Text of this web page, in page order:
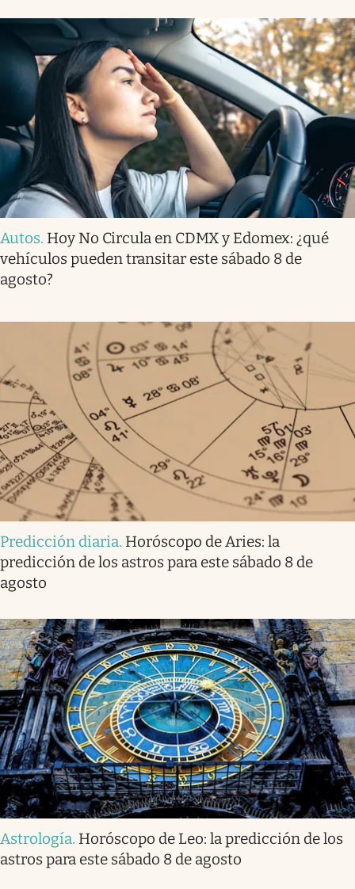
Autos. Hoy No Circula en CDMX y Edomex: ¿qué
vehículos pueden transitar este sábado 8 de
agosto?
Predicción diaria. Horóscopo de Aries: la
predicción de los astros para este sábado 8 de
agosto
Astrología. Horóscopo de Leo: la predicción de los
astros para este sábado 8 de agosto